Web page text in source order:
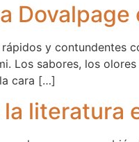
y contundentes
Los sabores, los
cara […]
literatura